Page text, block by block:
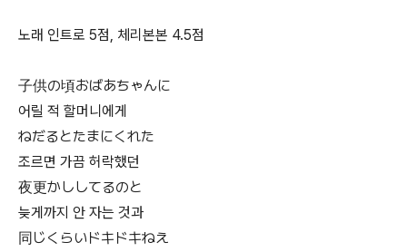
노래 인트로 5점, 체리본본 4.5점
子供の頃おばあちゃんに
어릴 적 할머니에게
ねだるとたまにくれた
조르면 가끔 허락했던
夜更かししてるのと
늦게까지 안 자는 것과
同じくらいドキドキねえ